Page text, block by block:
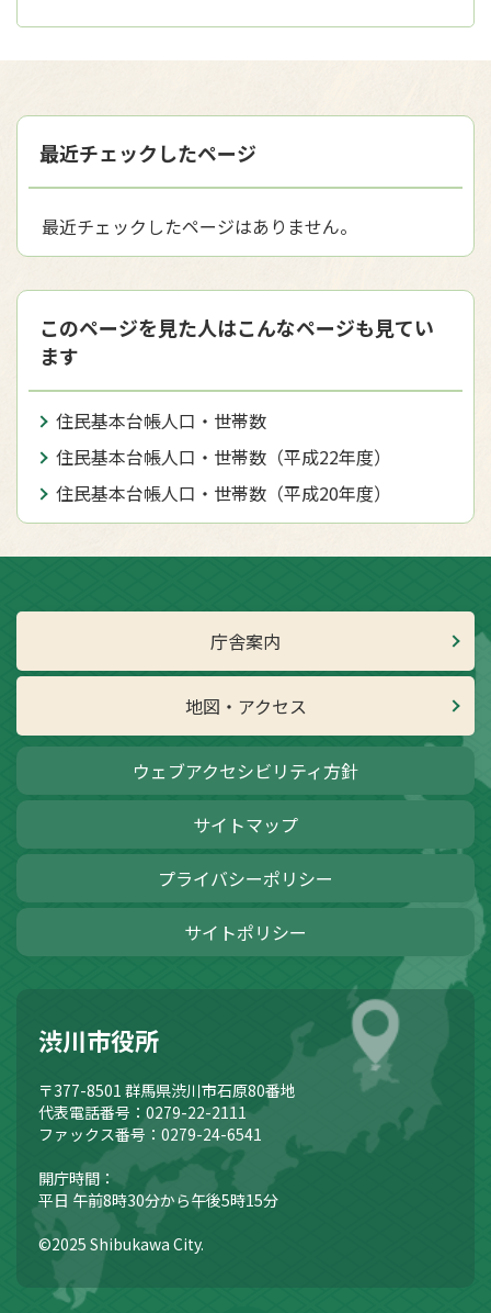
最近チェックしたページ
最近チェックしたページはありません。
このページを見た人はこんなページも見てい
ます
住民基本台帳人口・世帯数
住民基本台帳人口・世帯数（平成22年度）
住民基本台帳人口・世帯数（平成20年度）
庁舎案内
地図・アクセス
ウェブアクセシビリティ方針
サイトマップ
プライバシーポリシー
サイトポリシー
渋川市役所
〒377-8501 群馬県渋川市石原80番地
代表電話番号：0279-22-2111
ファックス番号：0279-24-6541
開庁時間：
平日 午前8時30分から午後5時15分
©2025 Shibukawa City.